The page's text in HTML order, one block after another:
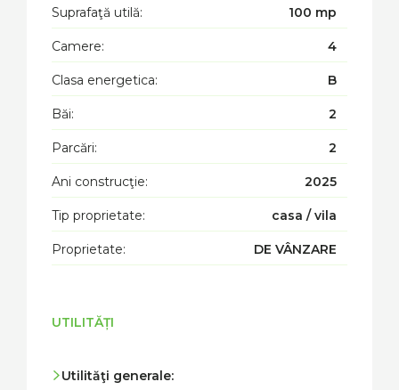
Suprafaţă utilă: 100 mp
Camere: 4
Clasa energetica: B
Băi: 2
Parcări: 2
Ani construcţie: 2025
Tip proprietate: casa / vila
Proprietate: DE VÂNZARE
UTILITĂȚI
Utilităţi generale: